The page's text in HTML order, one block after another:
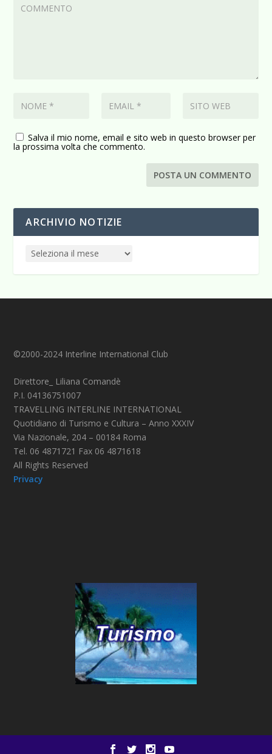
Salva il mio nome, email e sito web in questo browser per
la prossima volta che commento.
ARCHIVIO NOTIZIE
©2000-2024 Interline International Club
Direttore_ Liliana Comandè
P.I. 04136751007
TRAVELLING INTERLINE INTERNATIONAL
Quotidiano di Turismo e Cultura – Anno XXXIV
Via Nazionale, 204 – 00184 Roma
Tel. 06 4871721 Fax 06 4871618
All Rights Reserved
Privacy